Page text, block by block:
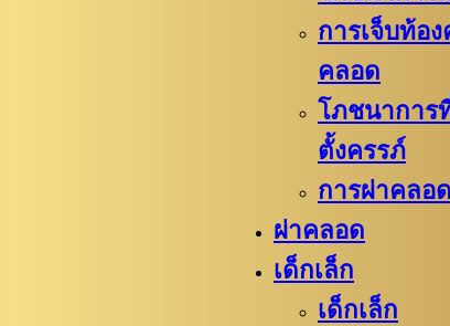
การเจ็บท้อ
คลอด
โภชนาการ
ตั้งครรภ์
การผ่าคลอด
ผ่าคลอด
เด็กเล็ก
เด็กเล็ก